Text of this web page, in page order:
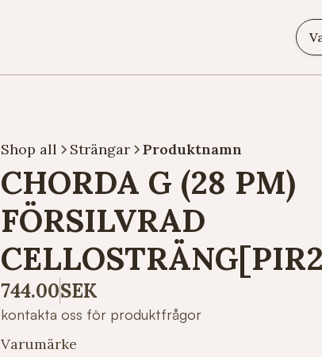
Shop all Strängar Produktnamn
CHORDA G (28 PM)
FÖRSILVRAD
744.00SEK
kontakta oss för produktfrågor
Varumärke